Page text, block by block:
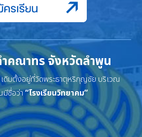
ำคณาทร จังหวัดลำพูน
ดิมตั้งอยู่ที่วัดพระธาตุหริภุญชัย บริเวณ
มีชื่อว่า“โรงเรียนวิทยาคม”